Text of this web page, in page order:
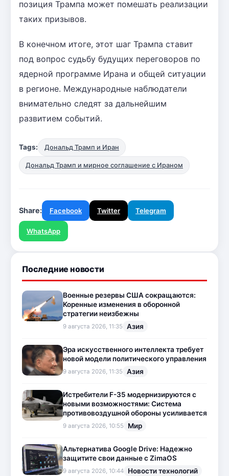
позиция Трампа может помешать реализации
таких призывов.
В конечном итоге, этот шаг Трампа ставит
под вопрос судьбу будущих переговоров по
ядерной программе Ирана и общей ситуации
в регионе. Международные наблюдатели
внимательно следят за дальнейшим
развитием событий.
Tags: Дональд Трамп и Иран
Дональд Трамп и мирное соглашение с Ираном
Share: Facebook Twitter Telegram
WhatsApp
Последние новости
Военные резервы США сокращаются:
Коренные изменения в оборонной
стратегии неизбежны
9 августа 2026, 11:35 Азия
Эра искусственного интеллекта требует
новой модели политического управления
9 августа 2026, 11:35 Азия
Истребители F-35 модернизируются с
новыми возможностями: Система
противовоздушной обороны усиливается
9 августа 2026, 10:55 Мир
Альтернатива Google Drive: Надежно
защитите свои данные с ZimaOS
9 августа 2026, 10:44 Новости технологий